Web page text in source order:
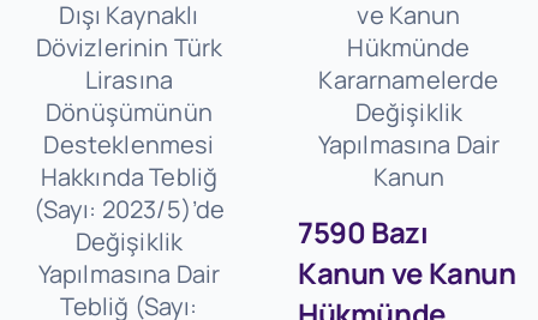
7590 Bazı
Kanun ve Kanun